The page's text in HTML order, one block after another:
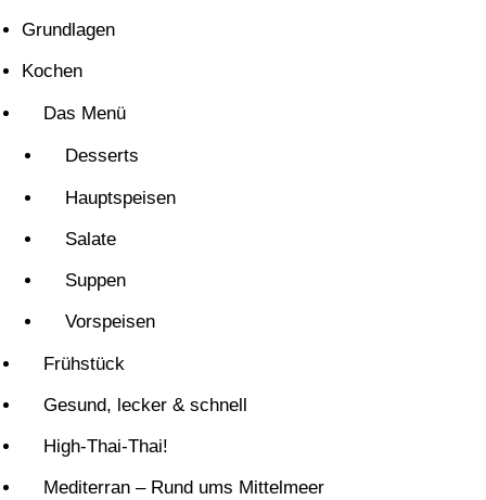
Grundlagen
Kochen
Das Menü
Desserts
Hauptspeisen
Salate
Suppen
Vorspeisen
Frühstück
Gesund, lecker & schnell
High-Thai-Thai!
Mediterran – Rund ums Mittelmeer